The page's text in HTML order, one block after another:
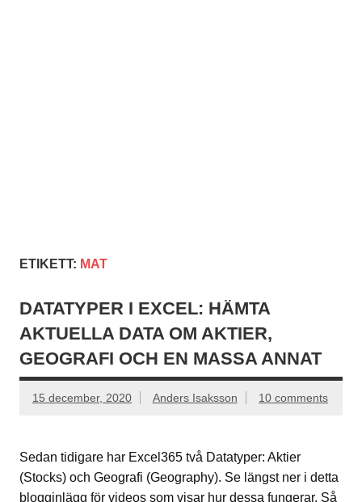
ETIKETT: MAT
DATATYPER I EXCEL: HÄMTA
AKTUELLA DATA OM AKTIER,
GEOGRAFI OCH EN MASSA ANNAT
15 december, 2020 Anders Isaksson 10 comments
Sedan tidigare har Excel365 två Datatyper: Aktier
(Stocks) och Geografi (Geography). Se längst ner i detta
blogginlägg för videos som visar hur dessa fungerar. Så